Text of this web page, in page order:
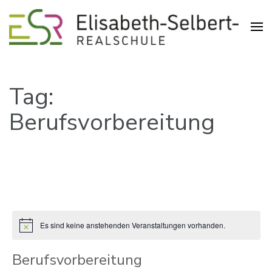
Tag:
Berufsvorbereitung
HinweisEs sind keine anstehenden Veranstaltungen vorhanden.
Berufsvorbereitung